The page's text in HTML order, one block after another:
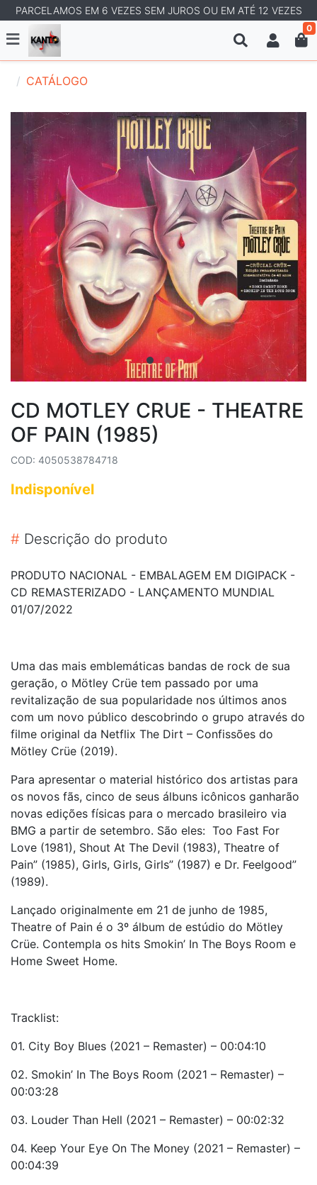
PARCELAMOS EM 6 VEZES SEM JUROS OU EM ATÉ 12 VEZES
0
CATÁLOGO
CD MOTLEY CRUE - THEATRE
OF PAIN (1985)
COD: 4050538784718
Indisponível
# Descrição do produto
PRODUTO NACIONAL - EMBALAGEM EM DIGIPACK -
CD REMASTERIZADO - LANÇAMENTO MUNDIAL
01/07/2022
Uma das mais emblemáticas bandas de rock de sua
geração, o Mötley Crüe tem passado por uma
revitalização de sua popularidade nos últimos anos
com um novo público descobrindo o grupo através do
filme original da Netflix The Dirt – Confissões do
Mötley Crüe (2019).
Para apresentar o material histórico dos artistas para
os novos fãs, cinco de seus álbuns icônicos ganharão
novas edições físicas para o mercado brasileiro via
BMG a partir de setembro. São eles: Too Fast For
Love (1981), Shout At The Devil (1983), Theatre of
Pain” (1985), Girls, Girls, Girls” (1987) e Dr. Feelgood”
(1989).
Lançado originalmente em 21 de junho de 1985,
Theatre of Pain é o 3º álbum de estúdio do Mötley
Crüe. Contempla os hits Smokin’ In The Boys Room e
Home Sweet Home.
Tracklist:
01. City Boy Blues (2021 – Remaster) – 00:04:10
02. Smokin’ In The Boys Room (2021 – Remaster) –
00:03:28
03. Louder Than Hell (2021 – Remaster) – 00:02:32
04. Keep Your Eye On The Money (2021 – Remaster) –
00:04:39